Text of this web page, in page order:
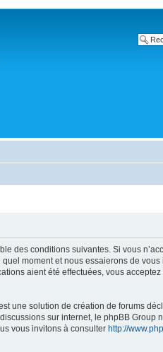
des conditions suivantes. Si vous
moment et nous essaierons de vous
aient été effectuées, vous acceptez
une solution de création de forums
sur internet, le phpBB Group
vous invitons à consulter http://